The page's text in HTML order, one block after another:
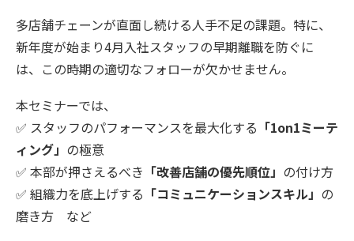
多店舗チェーンが直面し続ける人手不足の課題。特に、
新年度が始まり4月入社スタッフの早期離職を防ぐに
は、この時期の適切なフォローが欠かせません。
本セミナーでは、
✅ スタッフのパフォーマンスを最大化する 「1on1ミーテ
ィング」 の極意
✅ 本部が押さえるべき 「改善店舗の優先順位」 の付け方
✅ 組織力を底上げする 「コミュニケーションスキル」 の
磨き方 など